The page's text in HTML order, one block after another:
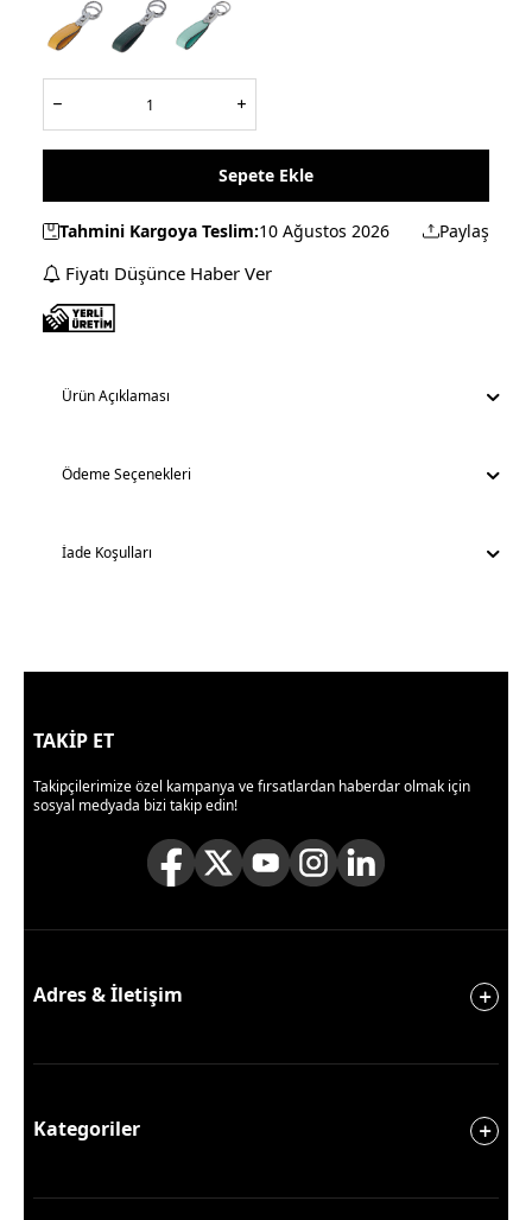
Sepete Ekle
Tahmini Kargoya Teslim:10 Ağustos 2026 Paylaş
Fiyatı Düşünce Haber Ver
Ürün Açıklaması
Ödeme Seçenekleri
İade Koşulları
TAKİP ET
Takipçilerimize özel kampanya ve fırsatlardan haberdar olmak için
sosyal medyada bizi takip edin!
Adres & İletişim
Kategoriler